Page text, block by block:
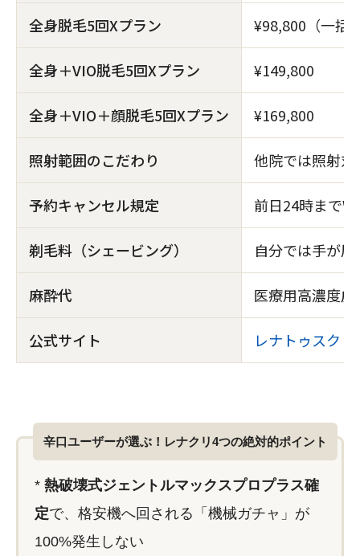
全身脱毛5回Xプラン ¥98,800（一括
全身＋VIO脱毛5回Xプラン ¥149,800
全身＋VIO＋顔脱毛5回Xプラン ¥169,800
照射範囲のこだわり 他院では照射
予約キャンセル規定 前日24時まで
剃毛料（シェービング） 自分では手が
麻酔代 医療用高濃度
公式サイト レナトゥスク
辛口ユーザーが選ぶ！レナクリ4つの絶対的ポイント
* 熱破壊式ジェントルマックスプロプラス確
定で、格安機へ回される「機械ガチャ」が
100%発生しない